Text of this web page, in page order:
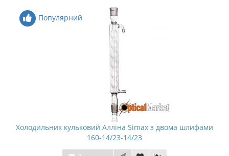
Популярний
Холодильник кульковий Алліна Simax з двома шлифами
160-14/23-14/23